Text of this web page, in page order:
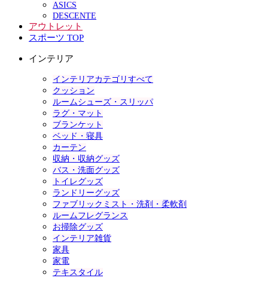
ASICS
DESCENTE
アウトレット
スポーツ TOP
インテリア
インテリアカテゴリすべて
クッション
ルームシューズ・スリッパ
ラグ・マット
ブランケット
ベッド・寝具
カーテン
収納・収納グッズ
バス・洗面グッズ
トイレグッズ
ランドリーグッズ
ファブリックミスト・洗剤・柔軟剤
ルームフレグランス
お掃除グッズ
インテリア雑貨
家具
家電
テキスタイル